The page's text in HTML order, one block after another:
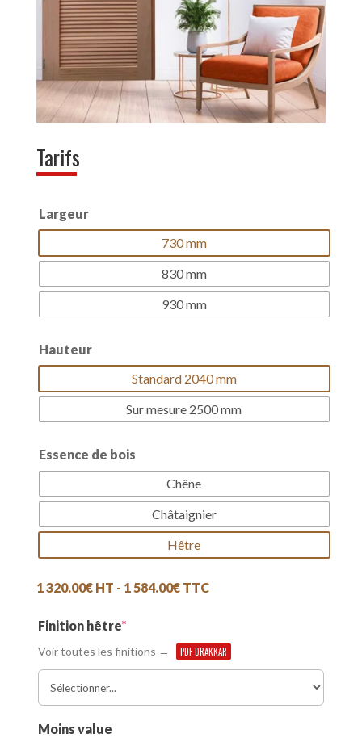
Tarifs
Largeur
730 mm
830 mm
930 mm
Hauteur
Standard 2040 mm
Sur mesure 2500 mm
Essence de bois
Chêne
Châtaignier
Hêtre
1 320.00€ HT - 1 584.00€TTC
Finition hêtre*(required)
Voir toutes les finitions → PDF DRAKKAR
Moins value